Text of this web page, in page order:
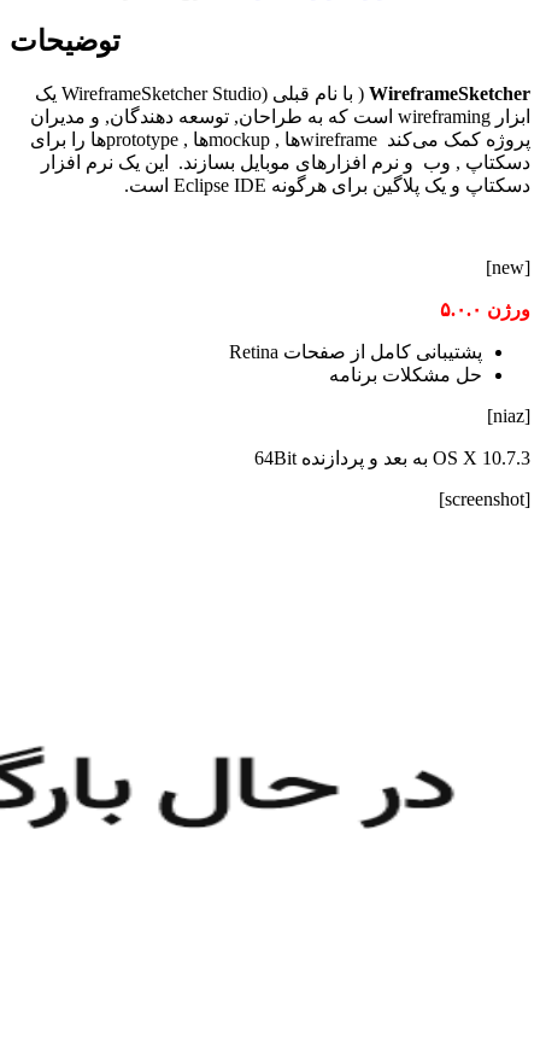
توضیحات
WireframeSketcher
( با نام قبلی (WireframeSketcher Studio یک
ابزار wireframing است که به طراحان, توسعه دهندگان, و مدیران
پروژه کمک می‌کند wireframeها , mockupها , prototypeها را برای
دسکتاپ , وب و نرم افزارهای موبایل بسازند. این یک نرم افزار
دسکتاپ و یک پلاگین برای هرگونه Eclipse IDE است.
[new]
ورژن ۵.۰.۰
پشتیبانی کامل از صفحات Retina
حل مشکلات برنامه
[niaz]
OS X 10.7.3 به بعد و پردازنده 64Bit
[screenshot]